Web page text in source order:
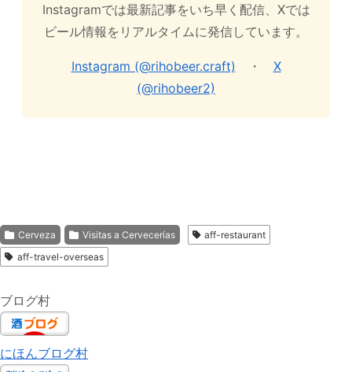
Instagramでは最新記事をいち早く配信、Xでは
ビール情報をリアルタイムに発信しています。
Instagram (@rihobeer.craft) ・ X
(@rihobeer2)
Cerveza Visitas a Cervecerías
aff-restaurant
aff-travel-overseas
ブログ村
にほんブログ村